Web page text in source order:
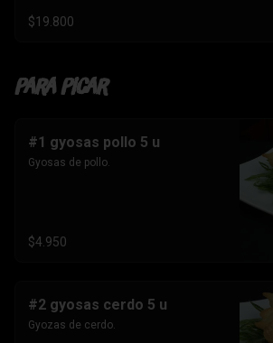
cebollín.
-1 Bebida
    Coca Cola sin azúcar 1.5 ltros
$19.800
Para Picar
#1 gyosas pollo 5 u
Gyosas de pollo.
$4.950
#2 gyosas cerdo 5 u
Gyozas de cerdo.